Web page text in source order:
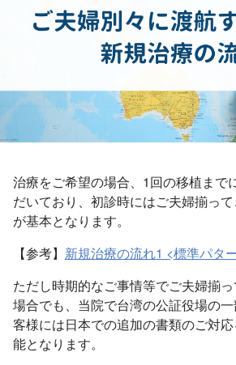
治療をご希望の場合、1回の移植まで
だいており、初診時にはご夫婦揃っ
が基本となります。
【参考】 新規治療の流れ1 <標準パタ
ただし時期的なご事情等でご夫婦揃
場合でも、当院で台湾の公証役場の
客様には日本での追加の書類のご対
能となります。